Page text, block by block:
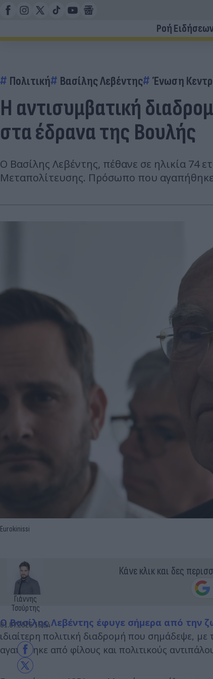
Ροή Ειδήσεων
Πολιτική Βασίλης Λεβέντης Ένωση
Η αντισυμβατική
στα έδρανα της Βουλής
Ο Βασίλης Λεβέντης, πέθανε σε ηλικία 74
Μεταπολίτευσης. Πρόσωπο που
Εurokinissi
Γιάννης
Τσούρτης
01.07.2026 15:04
Κάνε κλικ και δες
Ο Βασίλης Λεβέντης έφυγε σήμερα από την
ιδιαίτερη πολιτική διαδρομή που σημάδεψε,
αγαπήθηκε από φίλους και πολιτικούς